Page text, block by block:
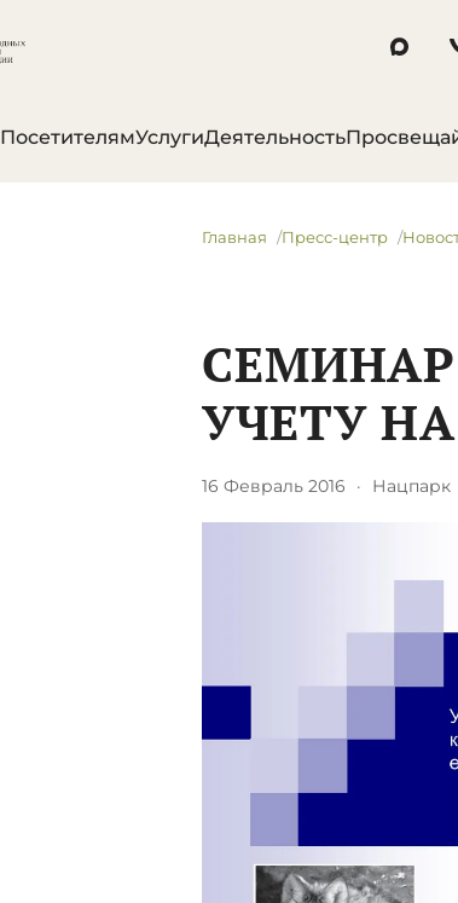
ПосетителямУслугиДеятельность
Главная Пресс-центр
УЧЕТУ
16 Февраль 2016 · Нацпарк